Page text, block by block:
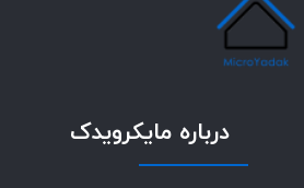
درباره مایکرویدک